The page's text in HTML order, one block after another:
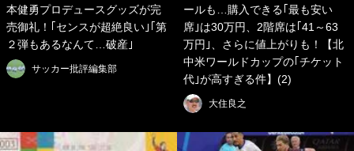
本健勇プロデュースグッズが完
売御礼！｢センスが超絶良い｣｢第
２弾もあるなんて…破産｣
サッカー批評編集部
ールも…購入できる｢最も安い
席｣は30万円、2階席は｢41～63
万円｣、さらに値上がりも！【北
中米ワールドカップの｢チケット
代｣が高すぎる件】(2)
大住良之